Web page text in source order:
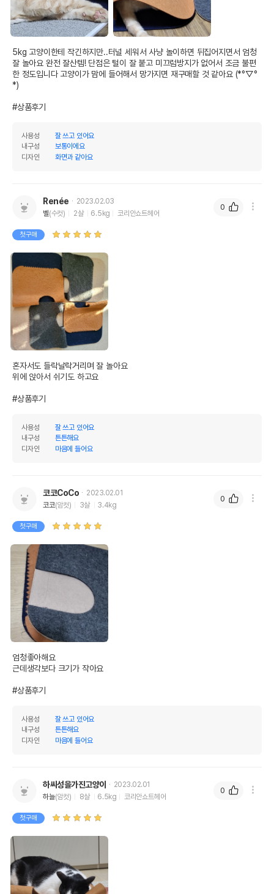
상품 필수 정보
법에 의한 인증,허가 등을
받았음을 확인할수 있는
경우 그에 대한 사항
상세페이지 참조
제조국 또는 원산지
제조자,수입품의 경우
수입자를 함께 표기
AS책임자와 전화번호
5kg 고양이한테 작긴하지만..터널 세워서 사냥 놀이하면 뒤집어지면서 엄청
잘 놀아요 완전 잘산템! 단점은 털이 잘 붙고 미끄럼방지가 없어서 조금 불편
한 정도입니다 고양이가 맘에 들어해서 망가지면 재구매할 것 같아요 (*°▽°
*)
#상품후기
사용성
잘 쓰고 있어요
내구성
보통이에요
디자인
화면과 같아요
Renée
2023.02.03
벨(수컷) 2살 6.5kg 코리안쇼트헤어
첫구매
혼자서도 들락날락거리며 잘 놀아요
위에 앉아서 쉬기도 하고요
#상품후기
사용성
잘 쓰고 있어요
내구성
튼튼해요
디자인
마음에 들어요
0
코코CoCo
2023.02.01
코코(암컷) 3살 3.4kg
첫구매
엄청좋아해요
근데생각보다 크기가 작아요
#상품후기
사용성
잘 쓰고 있어요
내구성
튼튼해요
디자인
마음에 들어요
0
하씨성을가진고양이
2023.02.01
하늘(암컷) 8살 6.5kg 코리안쇼트헤어
첫구매
0